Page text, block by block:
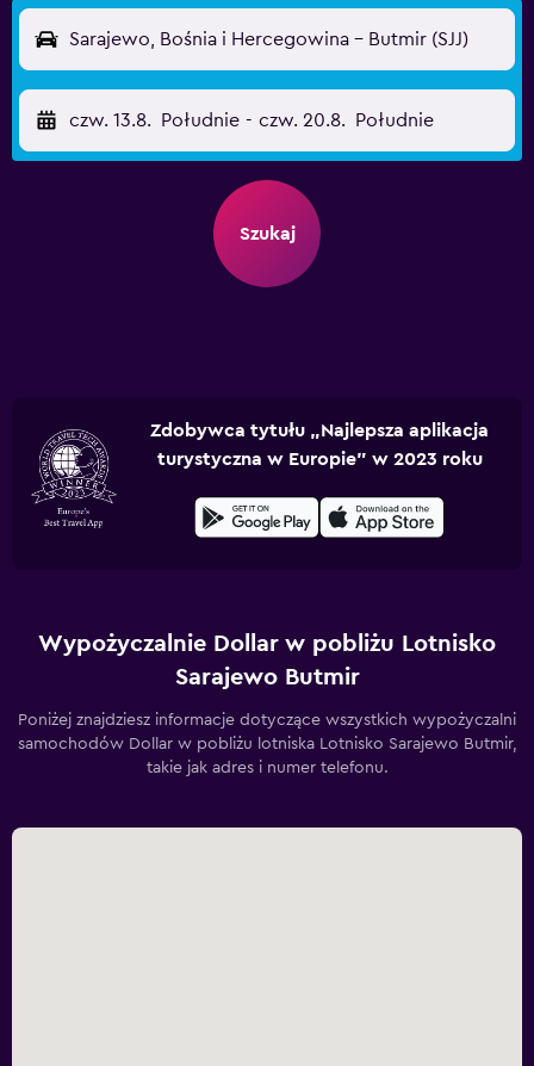
Sarajewo, Bośnia i Hercegowina - Butmir (SJJ)
czw. 13.8. Południe - czw. 20.8. Południe
Szukaj
Zdobywca tytułu „Najlepsza aplikacja
turystyczna w Europie” w 2023 roku
Wypożyczalnie Dollar w pobliżu Lotnisko
Sarajewo Butmir
Poniżej znajdziesz informacje dotyczące wszystkich wypożyczalni
samochodów Dollar w pobliżu lotniska Lotnisko Sarajewo Butmir,
takie jak adres i numer telefonu.